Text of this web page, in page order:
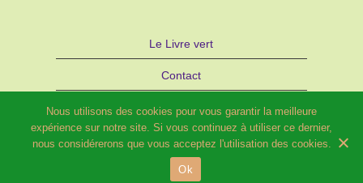
Le Livre vert
Contact
Autre site d’Hélène SCHILD : Bijoux
STRATAGEMME – PARIS
Nous utilisons des cookies pour vous garantir la meilleure
expérience sur notre site. Si vous continuez à utiliser ce dernier,
nous considérerons que vous acceptez l'utilisation des cookies.
Ok